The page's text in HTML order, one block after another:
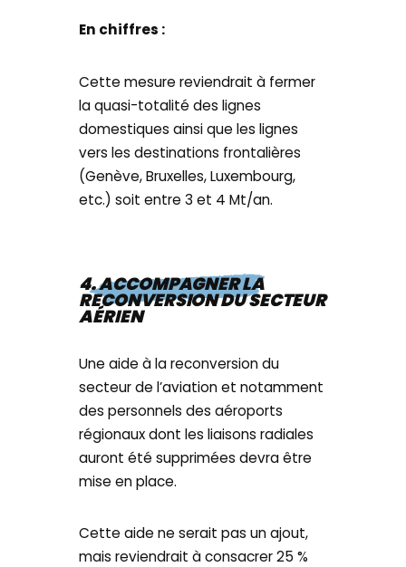
En chiffres :
Cette mesure reviendrait à fermer
la quasi-totalité des lignes
domestiques ainsi que les lignes
vers les destinations frontalières
(Genève, Bruxelles, Luxembourg,
etc.) soit entre 3 et 4 Mt/an.
4. ACCOMPAGNER LA
RECONVERSION DU SECTEUR
AÉRIEN
Une aide à la reconversion du
secteur de l’aviation et notamment
des personnels des aéroports
régionaux dont les liaisons radiales
auront été supprimées devra être
mise en place.
Cette aide ne serait pas un ajout,
mais reviendrait à consacrer 25 %